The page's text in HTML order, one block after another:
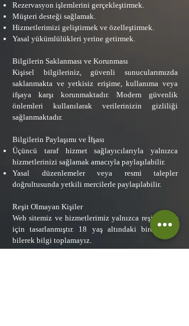
Rezervasyon işlemlerini gerçekleştirmek.
Müşteri desteği sağlamak.
Hizmetlerimizi geliştirmek ve özelleştirmek.
Yasal yükümlülükleri yerine getirmek.
Bilgilerin Saklanması ve Korunması
Kişisel bilgileriniz, güvenli sunucularımızda
saklanmakta ve yetkisiz erişime, kullanıma veya
ifşaya karşı korunmaktadır. Modern güvenlik
önlemleri kullanılarak verilerinizin gizliliği
sağlanmaktadır.
Bilgilerin Paylaşımı ve İfşası
Üçüncü taraf hizmet sağlayıcılarıyla yalnızca
hizmetlerinizi sağlamak amacıyla paylaşılabilir.
Yasal düzenlemeler veya resmi talepler
doğrultusunda yetkili mercilerle paylaşılabilir.
Reşit Olmayan Kişiler
Web sitemiz ve hizmetlerimiz yalnızca reşit kişiler
için tasarlanmıştır. 18 yaş altındaki bireylerden
bilerek bilgi toplamayız.